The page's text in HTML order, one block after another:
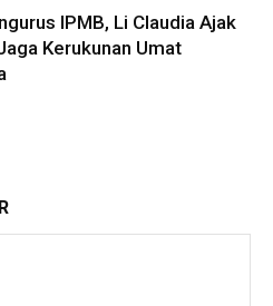
IPMB, Li Claudia Ajak
Kerukunan Umat